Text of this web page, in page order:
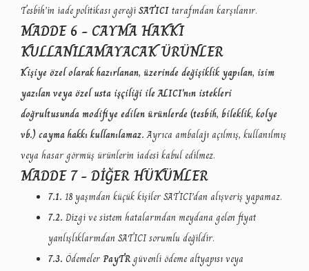
Tesbih’in iade politikası gereğiSATICItarafından karşılanır.
MADDE 6 - CAYMA HAKKI
KULLANILAMAYACAK ÜRÜNLER
Kişiye özel olarak hazırlanan, üzerinde değişiklik yapılan, isim
yazılan veya özel usta işçiliği ile ALICI'nın istekleri
doğrultusunda modifiye edilen ürünlerde (tesbih, bileklik, kolye
vb.) cayma hakkı kullanılamaz.Ayrıca ambalajı açılmış, kullanılmış
veya hasar görmüş ürünlerin iadesi kabul edilmez.
MADDE 7 - DİĞER HÜKÜMLER
7.1. 18 yaşından küçük kişiler SATICI’dan alışveriş yapamaz.
7.2. Dizgi ve sistem hatalarından meydana gelen fiyat
yanlışlıklarından SATICI sorumlu değildir.
7.3. Ödemeler PayTR güvenli ödeme altyapısı veya